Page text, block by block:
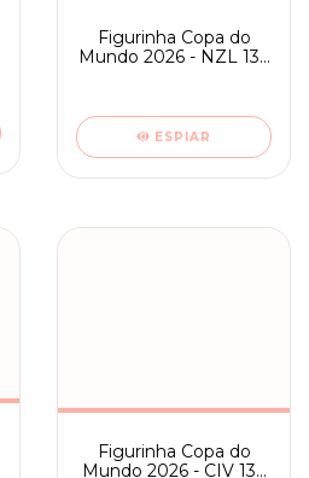
Figurinha Copa do
Mundo 2026 - NZL 13 -
ESPIAR
Figurinha Copa do
Mundo 2026 - CIV 13 -